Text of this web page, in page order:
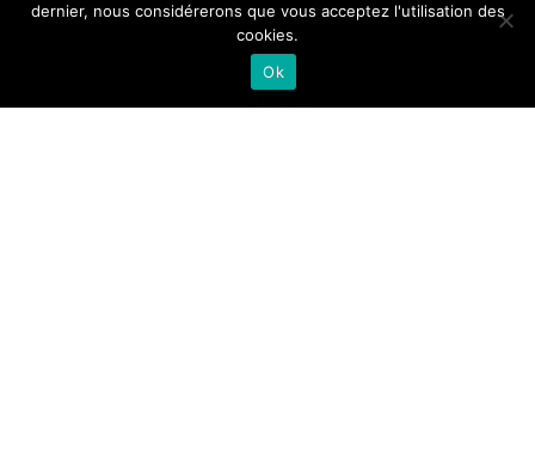
Commentaire
dernier, nous considérerons que vous acceptez l'utilisation des
cookies.
Ok